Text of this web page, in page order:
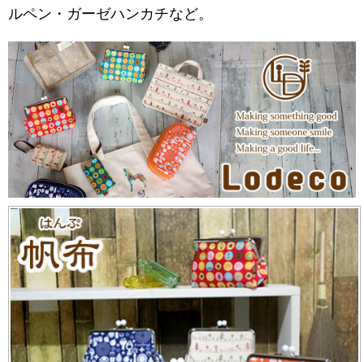
ルペン・ガーゼハンカチなど。